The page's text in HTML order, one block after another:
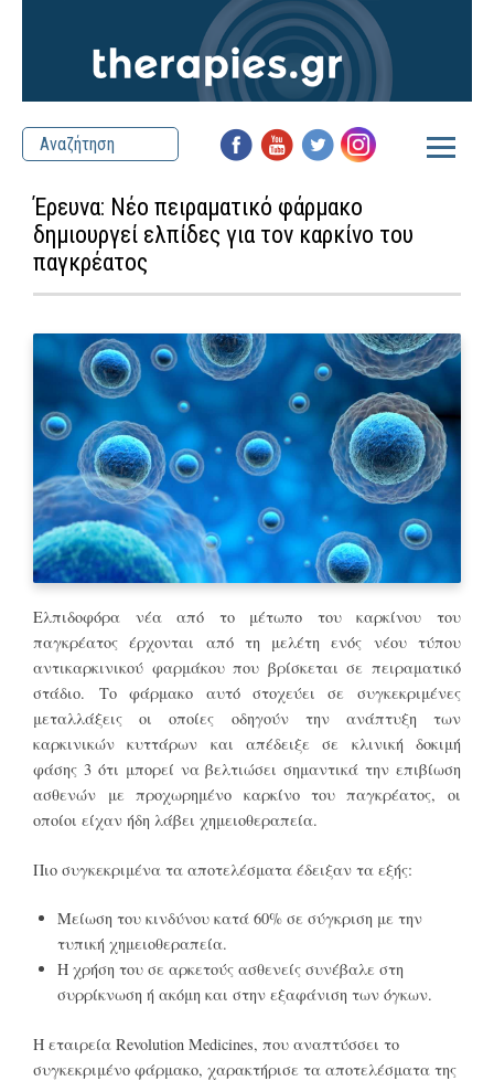
Έρευνα: Νέο πειραματικό φάρμακο
δημιουργεί ελπίδες για τον καρκίνο του
παγκρέατος
Ελπιδοφόρα νέα από το μέτωπο του καρκίνου του
παγκρέατος έρχονται από τη μελέτη ενός νέου τύπου
αντικαρκινικού φαρμάκου που βρίσκεται σε πειραματικό
στάδιο. Το φάρμακο αυτό στοχεύει σε συγκεκριμένες
μεταλλάξεις οι οποίες οδηγούν την ανάπτυξη των
καρκινικών κυττάρων και απέδειξε σε κλινική δοκιμή
φάσης 3 ότι μπορεί να βελτιώσει σημαντικά την επιβίωση
ασθενών με προχωρημένο καρκίνο του παγκρέατος, οι
οποίοι είχαν ήδη λάβει χημειοθεραπεία.
Πιο συγκεκριμένα τα αποτελέσματα έδειξαν τα εξής:
Μείωση του κινδύνου κατά 60% σε σύγκριση με την
τυπική χημειοθεραπεία.
Η χρήση του σε αρκετούς ασθενείς συνέβαλε στη
συρρίκνωση ή ακόμη και στην εξαφάνιση των όγκων.
Η εταιρεία Revolution Medicines, που αναπτύσσει το
συγκεκριμένο φάρμακο, χαρακτήρισε τα αποτελέσματα της